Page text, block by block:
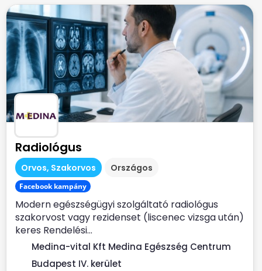
Radiológus
Orvos, Szakorvos Országos
Facebook kampány
Modern egészségügyi szolgáltató radiológus
szakorvost vagy rezidenset (liscenec vizsga után)
keres Rendelési...
Medina-vital Kft Medina Egészség Centrum
Budapest IV. kerület